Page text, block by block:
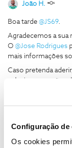
Configuração de
Os cookies
João H.
Boa tarde @JS69.
Agradecemos a sua
O @Jose Rodrigues
mais informações
Caso pretenda
selecione a opção
Partilhe connosco
Obrigado